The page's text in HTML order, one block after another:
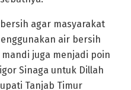
agar masyarakat
air bersih
juga menjadi poin
Sinaga untuk Dillah
Tanjab Timur